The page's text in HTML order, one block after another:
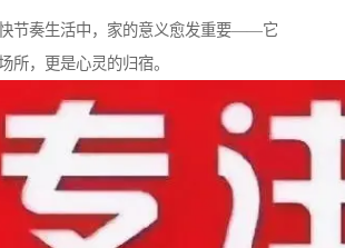
节奏生活中，家的意义愈发重要——它
所，更是心灵的归宿。